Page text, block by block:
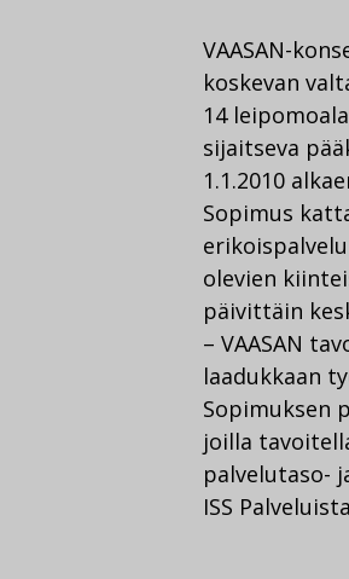
VAASAN-
koskevan
14
sijaitseva
1.1.2010
Sopimus
olevien
päivittäin
– VAASAN
laadukkaan
Sopimuksen
joilla
palvelutaso-
ISS